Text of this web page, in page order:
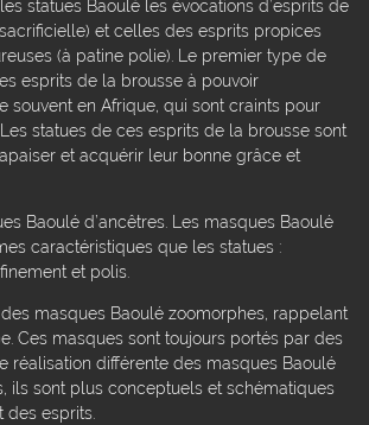
statues Baoulé les évocations d’esprits de
et celles des esprits propices
(à patine polie). Le premier type de
esprits de la brousse à pouvoir
souvent en Afrique, qui sont craints pour
statues de ces esprits de la brousse sont
et acquérir leur bonne grâce et
Baoulé d’ancêtres. Les masques Baoulé
caractéristiques que les statues :
et polis.
masques Baoulé zoomorphes, rappelant
Ces masques sont toujours portés par des
réalisation différente des masques Baoulé
ils sont plus conceptuels et schématiques
des esprits.